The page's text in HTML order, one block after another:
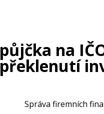
půjčka na
překlenutí
Správa firemních